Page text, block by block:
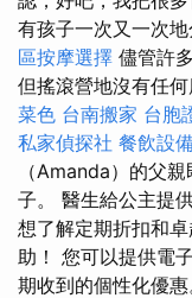
有孩子一次又一次
區按摩選擇 儘管許
但搖滾營地沒有任何
菜色 台南搬家 台胞
私家偵探社 餐飲設
（Amanda）的父
子。 醫生給公主提
想了解定期折扣和
助！ 您可以提供電
期收到的個性化優